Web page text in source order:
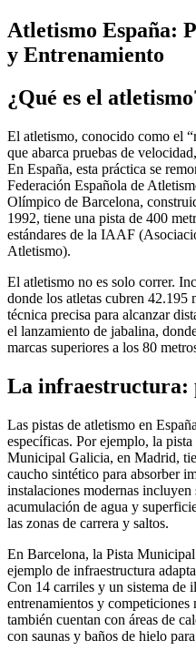
Atletismo España:
y Entrenamiento
¿Qué es el
El atletismo, conocido como el
que abarca pruebas de
En España, esta práctica se
Federación Española de
Olímpico de Barcelona,
1992, tiene una pista de 400
estándares de la IAAF
Atletismo).
El atletismo no es solo correr.
donde los atletas cubren 42.195
técnica precisa para alcanzar
el lanzamiento de jabalina,
marcas superiores a los 80
La infraestructura:
Las pistas de atletismo en
específicas. Por ejemplo, la
Municipal Galicia, en Madrid,
caucho sintético para absorber
instalaciones modernas incluyen
acumulación de agua y
las zonas de carrera y saltos.
En Barcelona, la Pista
ejemplo de infraestructura
Con 14 carriles y un sistema
entrenamientos y competiciones
también cuentan con áreas de
con saunas y baños de hielo